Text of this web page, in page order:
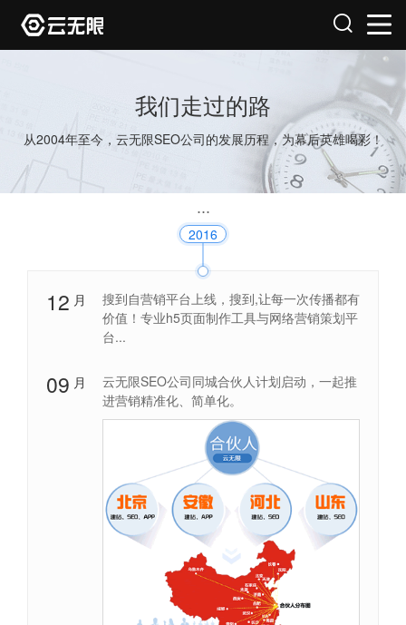
我们走过的路
从2004年至今，云无限SEO公司的发展历程，为幕后英雄喝彩！
2016
12 月
搜到自营销平台上线，搜到,让每一次传播都有
价值！专业h5页面制作工具与网络营销策划平
台...
09 月
云无限SEO公司同城合伙人计划启动，一起推
进营销精准化、简单化。